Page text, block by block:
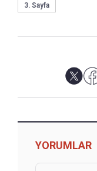
3. Sayfa
YORUMLAR